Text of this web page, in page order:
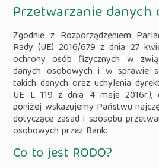
Przetwarzanie danych
Zgodnie z Rozporządzeniem
Rady (UE) 2016/679 z dnia 27
ochrony osób fizycznych w
danych osobowych i w sprawie
takich danych oraz uchylenia
UE L 119 z dnia 4 maja 2016r.),
poniżej wskazujemy Państwu
dotyczące zasad i sposobu
osobowych przez Bank:
Co to jest RODO?